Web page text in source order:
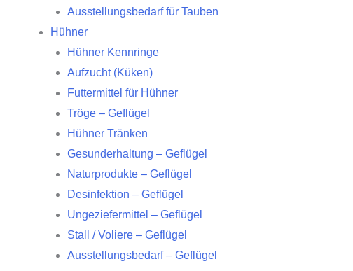
Ausstellungsbedarf für Tauben
Hühner
Hühner Kennringe
Aufzucht (Küken)
Futtermittel für Hühner
Tröge – Geflügel
Hühner Tränken
Gesunderhaltung – Geflügel
Naturprodukte – Geflügel
Desinfektion – Geflügel
Ungeziefermittel – Geflügel
Stall / Voliere – Geflügel
Ausstellungsbedarf – Geflügel